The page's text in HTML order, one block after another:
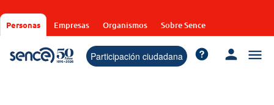
al
contenido
Personas Empresas Organismos Sobre Sence
Participación ciudadana